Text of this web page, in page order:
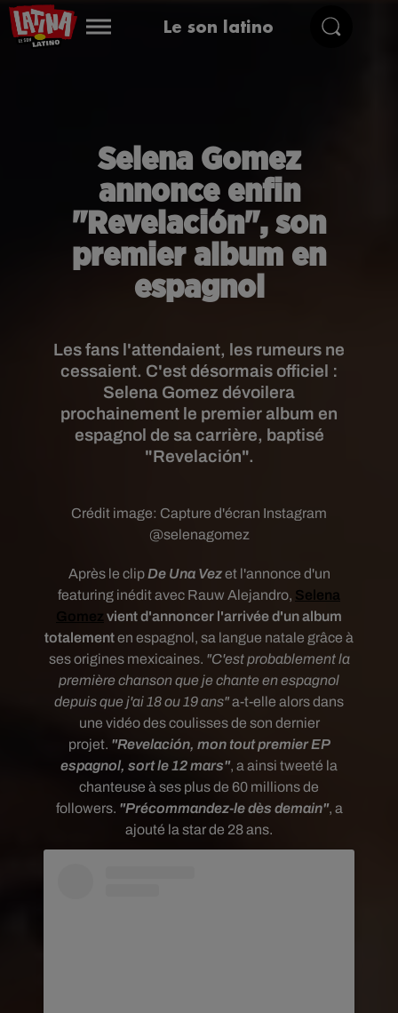
Le son latino
Selena Gomez
annonce enfin
"Revelación", son
premier album en
espagnol
Les fans l'attendaient, les rumeurs ne
cessaient. C'est désormais officiel :
Selena Gomez dévoilera
prochainement le premier album en
espagnol de sa carrière, baptisé
"Revelación".
Crédit image: Capture d'écran Instagram
@selenagomez
Après le clipDe Una Vezet l'annonce d'un
featuring inédit avec Rauw Alejandro, Selena
Gomez vient d'annoncer l'arrivée d'un album
totalementen espagnol, sa langue natale grâce à
ses origines mexicaines. "C'est probablement la
première chanson que je chante en espagnol
depuis que j'ai 18 ou 19 ans"a-t-elle alors dans
une vidéo des coulisses de son dernier
projet. "Revelación, mon tout premier EP
espagnol, sort le 12 mars", a ainsi tweeté la
chanteuse à ses plus de 60 millions de
followers. "Précommandez-le dès demain", a
ajouté la star de 28 ans.